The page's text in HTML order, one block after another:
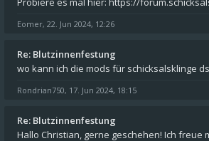
Eomer, 22. Jun 2024, 12:26
Re: Blutzinnenfestung
wo kann ich die mods für schicksalsklinge
Rondrian750, 17. Jun 2024, 18:15
Re: Blutzinnenfestung